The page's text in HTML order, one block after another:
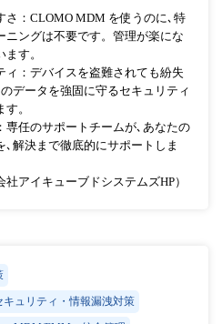
さ：CLOMO MDM を使うのに､特
ニングは不要です。管理が楽にな
す。
ィ：デバイスを盗難されても紛失
データを強固に守るセキュリティ
。
専任のサポートチームが､あなたの
､解決まで徹底的にサポートしま
社アイキューブドシステムズHP）
キュリティ・情報漏洩対策